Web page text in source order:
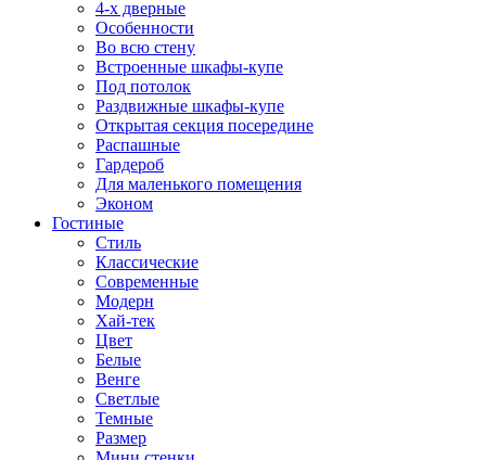
4-х дверные
Особенности
Во всю стену
Встроенные шкафы-купе
Под потолок
Раздвижные шкафы-купе
Открытая секция посередине
Распашные
Гардероб
Для маленького помещения
Эконом
Гостиные
Стиль
Классические
Современные
Модерн
Хай-тек
Цвет
Белые
Венге
Светлые
Темные
Размер